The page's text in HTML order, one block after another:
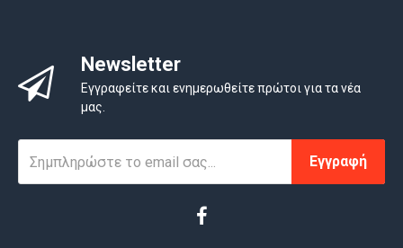
Newsletter
Εγγραφείτε και ενημερωθείτε πρώτοι για τα νέα
μας.
Εγγραφή